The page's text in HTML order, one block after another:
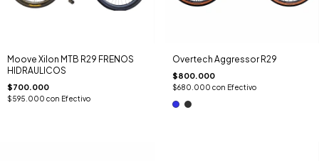
Moove Xilon MTB R29 FRENOS
HIDRAULICOS
$700.000
$595.000 con Efectivo
Overtech Aggressor R29
$800.000
$680.000 con Efectivo